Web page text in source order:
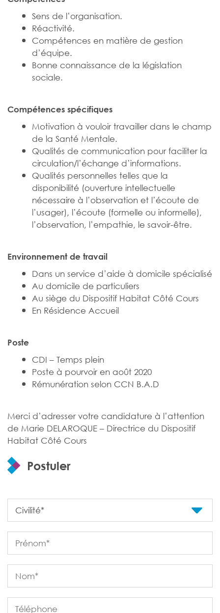
Sens de l’organisation.
Réactivité.
Compétences en matière de gestion
d’équipe.
Bonne connaissance de la législation
sociale.
Compétences spécifiques
Motivation à vouloir travailler dans le champ
de la Santé Mentale.
Qualités de communication pour faciliter la
circulation/l’échange d’informations.
Qualités personnelles telles que la
disponibilité (ouverture intellectuelle
nécessaire à l’observation et l’écoute de
l’usager), l’écoute (formelle ou informelle),
l’observation, l’empathie, le savoir-être.
Environnement de travail
Dans un service d’aide à domicile spécialisé
Au domicile de particuliers
Au siège du Dispositif Habitat Côté Cours
En Résidence Accueil
Poste
CDI – Temps plein
Poste à pourvoir en août 2020
Rémunération selon CCN B.A.D
Merci d’adresser votre candidature à l’attention
de Marie DELAROQUE – Directrice du Dispositif
Habitat Côté Cours
Postuler
Formulaire à compléter pour postuler
Civilité*